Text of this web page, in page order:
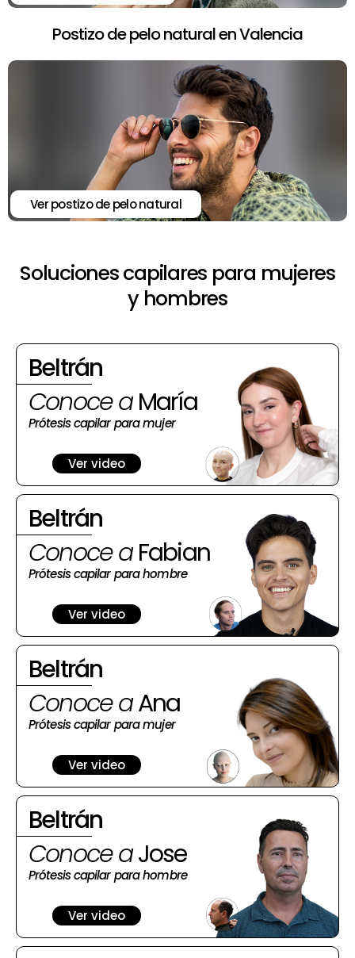
Postizo de pelo natural en Valencia
Ver postizo de pelo natural
Soluciones capilares para mujeres
y hombres
Beltrán
Conoce aMaría
Prótesis capilar para mujer
Ver video
Beltrán
Conoce aFabian
Prótesis capilar para hombre
Ver video
Beltrán
Conoce aAna
Prótesis capilar para mujer
Ver video
Beltrán
Conoce aJose
Prótesis capilar para hombre
Ver video